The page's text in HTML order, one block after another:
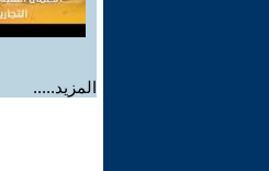
المزيد.....